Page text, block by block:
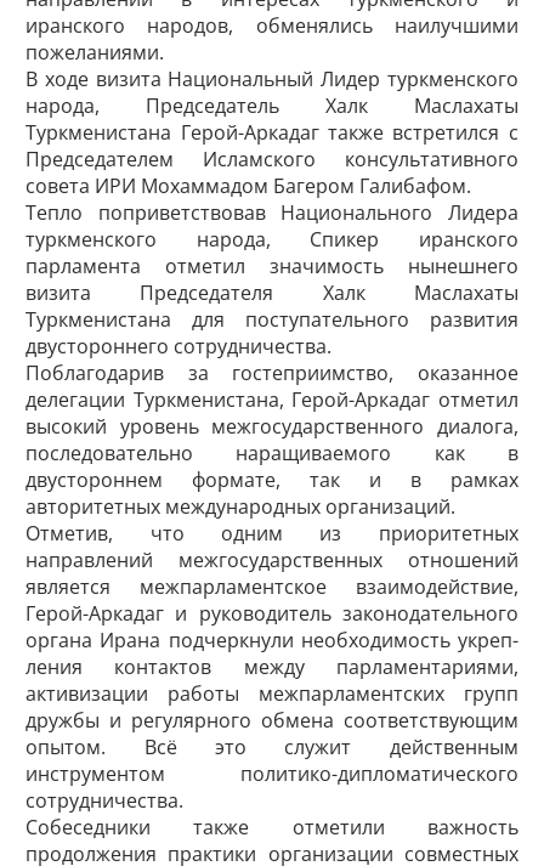
иранского народов, обменялись наилучшими
пожеланиями.
В ходе визита Национальный Лидер туркменского
народа, Председатель Халк Маслахаты
Туркменистана Герой-Аркадаг также встретился с
Председателем Исламского консультативного
совета ИРИ Мохаммадом Багером Галибафом.
Тепло поприветст­вовав Национального Лидера
туркменского народа, Спикер иранского
парламента отметил значимость нынешнего
визита Председателя Халк Маслахаты
Туркменистана для поступательного развития
двустороннего сотрудничества.
Поблагодарив за гостеприимство, оказанное
делегации Туркменистана, Герой-Аркадаг отметил
высокий уровень межгосударственного диалога,
последовательно наращиваемого как в
двустороннем формате, так и в рамках
авторитетных международных организаций.
Отметив, что одним из приоритетных
направлений межгосударственных отношений
является межпарламентское взаимодействие,
Герой-Аркадаг и руководитель законодательного
органа Ирана подчеркнули необходимость укреп­
ления контактов между парламентариями,
активизации работы межпарламентских групп
дружбы и регулярного обмена соответствующим
опытом. Всё это служит действенным
инструментом политико-дипломатического
сотрудничества.
Собеседники также отметили важность
продолжения практики организации совместных